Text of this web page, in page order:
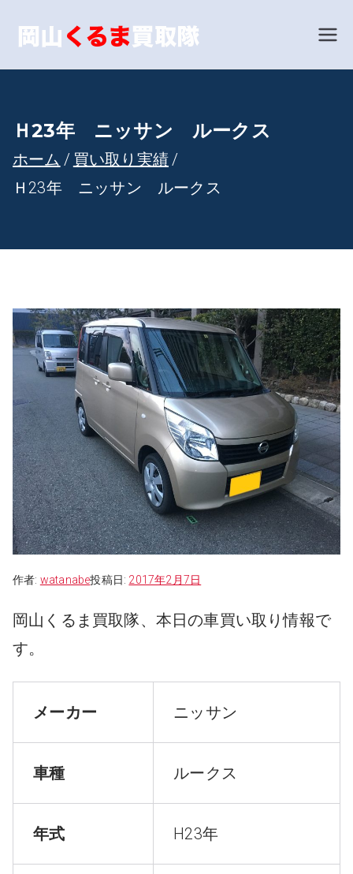
を
ッ
岡山で車
えば！岡
山くるま
あなたの愛車を世界相
場で買い取ります！
Ｈ23年 ニッサン ルークス
ホーム
買い取り実績
Ｈ23年 ニッサン ルークス
作者: watanabe投稿日: 2017年2月7日
岡山くるま買取隊、本日の車買い取り情報で
す。
メーカー ニッサン
車種 ルークス
年式 H23年